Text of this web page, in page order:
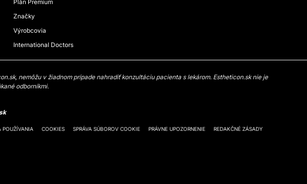
Plán Premium
Značky
Výrobcovia
International Doctors
nemôžu v žiadnom prípade nahradiť konzultáciu pacienta s lekárom. Estheticon.sk nie je
odborníkmi.
POUŽÍVANIA COOKIES SPRÁVA SÚBOROV COOKIE PRÁVNE UPOZORNENIE REDAKČNÉ ZÁSADY